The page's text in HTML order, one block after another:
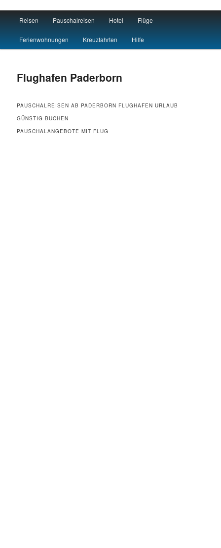
Flug Hotel
Skip to primary content
Skip to secondary content
Reisen Pauschalreisen Hotel Flüge
Ferienwohnungen Kreuzfahrten Hilfe
Flughafen Paderborn
PAUSCHALREISEN AB PADERBORN FLUGHAFEN URLAUB
GÜNSTIG BUCHEN
PAUSCHALANGEBOTE MIT FLUG